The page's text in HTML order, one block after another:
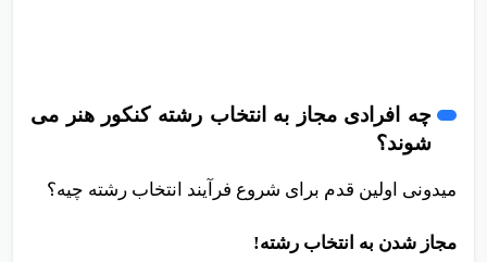
چه افرادی مجاز به انتخاب رشته کنکور هنر می
شوند؟
میدونی اولین قدم برای شروع فرآیند انتخاب رشته چیه؟
مجاز شدن به انتخاب رشته!